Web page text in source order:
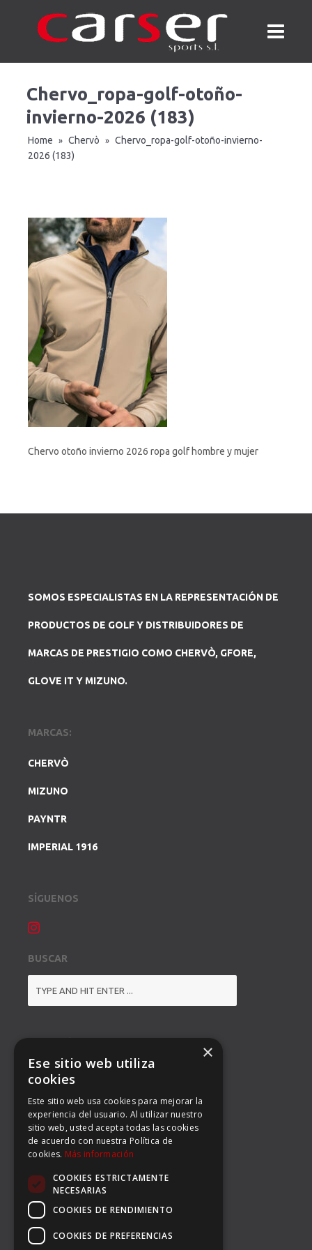
Chervo_ropa-golf-otoño-
invierno-2026 (183)
Home » Chervò »
Chervo_ropa-golf-otoño-invierno-
2026 (183)
Chervo otoño invierno 2026 ropa golf hombre y mujer
SOMOS ESPECIALISTAS EN LA REPRESENTACIÓN DE
PRODUCTOS DE GOLF Y DISTRIBUIDORES DE
MARCAS DE PRESTIGIO COMO CHERVÒ, GFORE,
GLOVE IT Y MIZUNO.
MARCAS:
CHERVÒ
MIZUNO
PAYNTR
IMPERIAL 1916
SÍGUENOS
BUSCAR
BALMES 92, 3º 1ª B
08008 BARCELONA
TEL: (34) 93 363 53 97
FAX: (34) 93 396 90 14
EMAIL:INFO@CARSERSPORTS.COM
×
Ese sitio web utiliza
cookies
Este sitio web usa cookies para mejorar la
experiencia del usuario. Al utilizar nuestro
sitio web, usted acepta todas las cookies
de acuerdo con nuestra Política de
cookies. Más información
COOKIES ESTRICTAMENTE
NECESARIAS
COOKIES DE RENDIMIENTO
COOKIES DE PREFERENCIAS